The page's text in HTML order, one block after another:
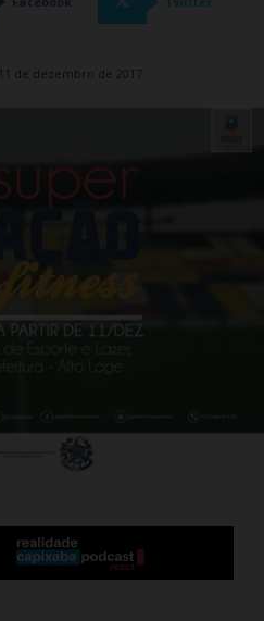
de dezembro de 2017